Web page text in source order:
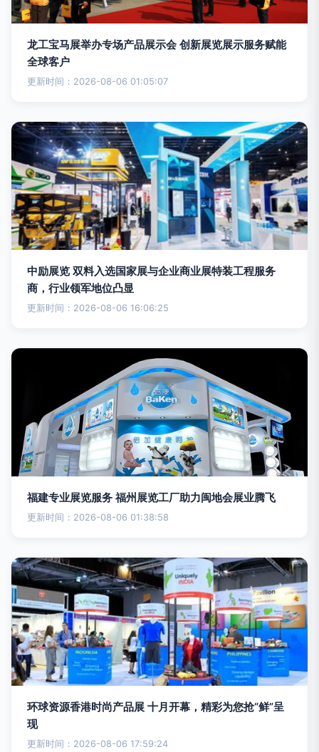
龙工宝马展举办专场产品展示会 创新展览展示服务赋能
全球客户
更新时间：2026-08-06 01:05:07
中励展览 双料入选国家展与企业商业展特装工程服务
商，行业领军地位凸显
更新时间：2026-08-06 16:06:25
福建专业展览服务 福州展览工厂助力闽地会展业腾飞
更新时间：2026-08-06 01:38:58
环球资源香港时尚产品展 十月开幕，精彩为您抢“鲜”呈
现
更新时间：2026-08-06 17:59:24